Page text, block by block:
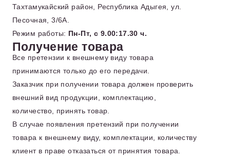
Тахтамукайский район, Республика Адыгея, ул.
Песочная, 3/6А.
Режим работы: Пн-Пт, с 9.00:17.30 ч.
Получение товара
Все претензии к внешнему виду товара
принимаются только до его передачи.
Заказчик при получении товара должен проверить
внешний вид продукции, комплектацию,
количество, принять товар.
В случае появления претензий при получении
товара к внешнему виду, комплектации, количеству
клиент в праве отказаться от принятия товара.